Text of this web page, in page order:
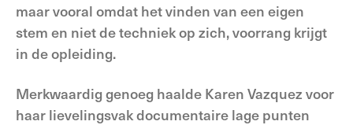
maar vooral omdat het vinden van een eigen
stem en niet de techniek op zich, voorrang krijgt
in de opleiding.
Merkwaardig genoeg haalde Karen Vazquez voor
haar lievelingsvak documentaire lage punten